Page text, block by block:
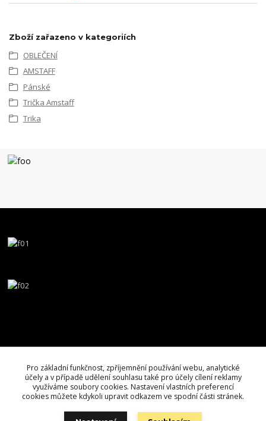
Zboží zařazeno v kategoriích
OBLEČENÍ
AMSTAFF
Pánské
Trička Amstaff
Trika
Pro základní funkčnost, zpříjemnění používání webu, analytické
účely a v případě udělení souhlasu také pro účely cílení reklamy
využíváme soubory cookies. Nastavení vlastních preferencí
cookies můžete kdykoli upravit odkazem ve spodní části stránek.